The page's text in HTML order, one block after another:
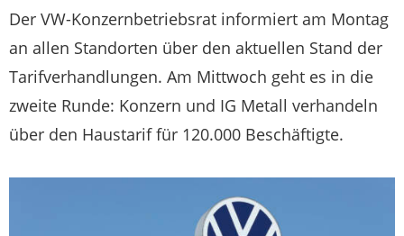
Der VW-Konzernbetriebsrat informiert am Montag
an allen Standorten über den aktuellen Stand der
Tarifverhandlungen. Am Mittwoch geht es in die
zweite Runde: Konzern und IG Metall verhandeln
über den Haustarif für 120.000 Beschäftigte.